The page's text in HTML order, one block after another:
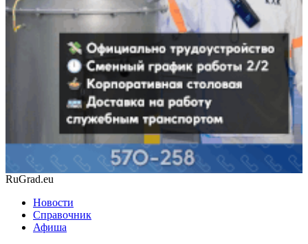
RuGrad.eu
Новости
Справочник
Афиша